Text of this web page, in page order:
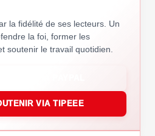
la fidélité de ses lecteurs. Un
la foi, former les
soutenir le travail quotidien.
VIA TIPEEE